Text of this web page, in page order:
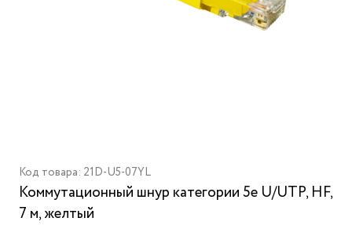
Код товара: 21D-U5-07YL
Коммутационный шнур категории 5e U/UTP, HF,
7 м, желтый